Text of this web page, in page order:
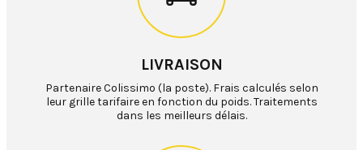
LIVRAISON
Partenaire Colissimo (la poste). Frais calculés selon
leur grille tarifaire en fonction du poids. Traitements
dans les meilleurs délais.